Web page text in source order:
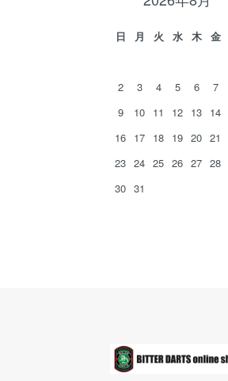
日 月 火 水 木 金
2
3 4 5 6 7
9
10 11 12 13 14
16 17 18 19 20 21
23 24 25 26 27 28
30 31